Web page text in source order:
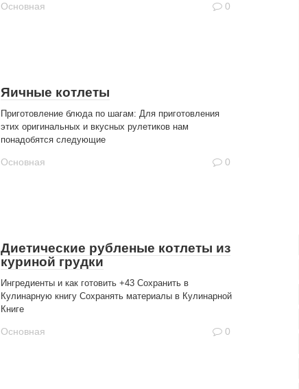
Основная 0
Яичные котлеты
Приготовление блюда по шагам: Для приготовления
этих оригинальных и вкусных рулетиков нам
понадобятся следующие
Основная 0
Диетические рубленые котлеты из
куриной грудки
Ингредиенты и как готовить +43 Сохранить в
Кулинарную книгу Сохранять материалы в Кулинарной
Книге
Основная 0